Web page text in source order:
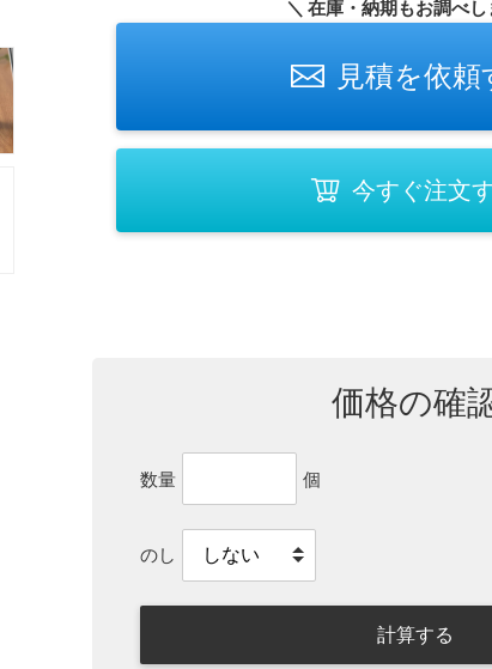
＼ 在庫・納期もお調べし
見積を依頼
今すぐ注文
価格の確
数量 個
のし
計算する